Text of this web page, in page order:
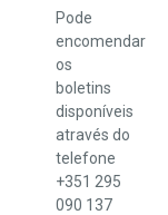
Pode
encomendar
os
boletins
disponíveis
através do
telefone
+351 295
090 137